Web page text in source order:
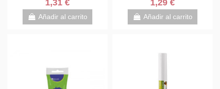
1,31 €
Añadir al carrito
1,29 €
Añadir al carrito